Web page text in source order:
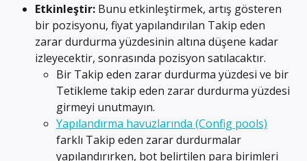
Etkinleştir: Bunu etkinleştirmek, artış gösteren
bir pozisyonu, fiyat yapılandırılan Takip eden
zarar durdurma yüzdesinin altına düşene kadar
izleyecektir, sonrasında pozisyon satılacaktır.
Bir Takip eden zarar durdurma yüzdesi ve bir
Tetikleme takip eden zarar durdurma yüzdesi
girmeyi unutmayın.
Yapılandırma havuzlarında (Config pools)
farklı Takip eden zarar durdurmalar
yapılandırırken, bot belirtilen para birimleri